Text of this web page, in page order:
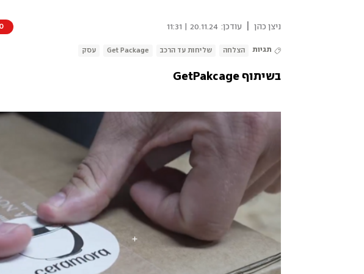
ניצן כהן עודכן: 20.11.24 | 11:31
30
תגיות הצלחה שליחות עד הרכב Get Package עסק